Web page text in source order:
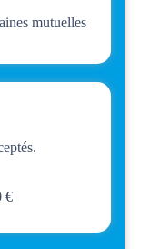
mutuelles
€